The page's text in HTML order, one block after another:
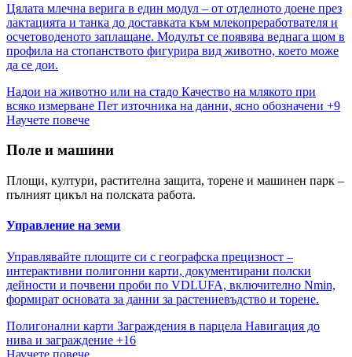
Цялата млечна верига в един модул – от отделното доене през
лактацията и танка до доставката към млекопреработвателя и
осчетоводеното заплащане. Модулът се появява веднага щом в
профила на стопанството фигурира вид животно, което може
да се дои.
Надои на животно или на стадо Качество на млякото при
всяко измерване Пет източника на данни, ясно обозначени +9
Научете повече
Поле и машини
Площи, култури, растителна защита, торене и машинен парк –
пълният цикъл на полската работа.
Управление на земи
Управлявайте площите си с географска прецизност –
интерактивни полигонни карти, документирани полски
дейности и почвени проби по VDLUFA, включително Nmin,
формират основата за данни за растениевъдство и торене.
Полигонални карти Заграждения в парцела Навигация до
нива и заграждение +16
Научете повече